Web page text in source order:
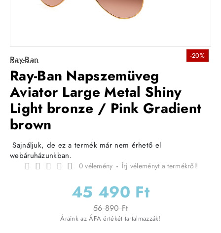
-20%
Ray-Ban
Ray-Ban Napszemüveg
Aviator Large Metal Shiny
Light bronze / Pink Gradient
brown
Sajnáljuk, de ez a termék már nem érhető el
webáruházunkban.
0 vélemény - Írj véleményt a termékről!
45 490 Ft
56 890 Ft
Áraink az ÁFA értékét tartalmazzák!